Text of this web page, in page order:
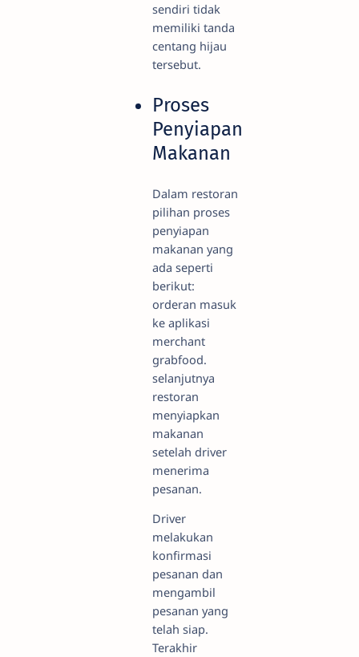
sendiri tidak
memiliki tanda
centang hijau
tersebut.
Proses
Penyiapan
Makanan
Dalam restoran
pilihan proses
penyiapan
makanan yang
ada seperti
berikut:
orderan masuk
ke aplikasi
merchant
grabfood.
selanjutnya
restoran
menyiapkan
makanan
setelah driver
menerima
pesanan.
Driver
melakukan
konfirmasi
pesanan dan
mengambil
pesanan yang
telah siap.
Terakhir